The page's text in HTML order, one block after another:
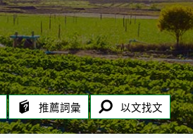
推薦詞彙 以文找文